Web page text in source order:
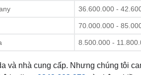
36.600.000 -
70.000.000 -
8.500.000 -
và nhà cung cấp. Nhưng chúng tôi